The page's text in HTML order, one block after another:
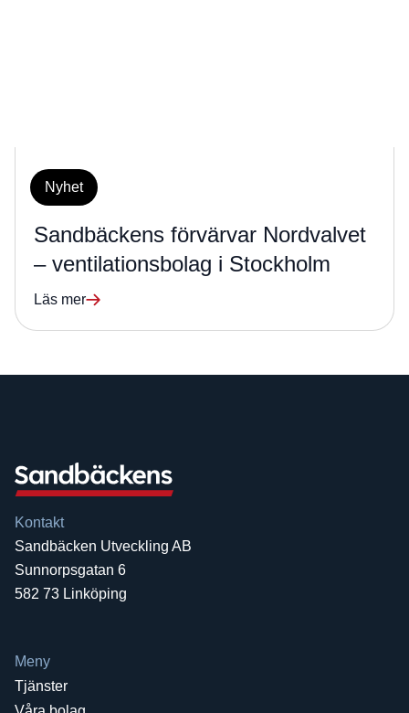
Nyhet
Sandbäckens förvärvar Nordvalvet
– ventilationsbolag i Stockholm
Läs mer
Kontakt
Sandbäcken Utveckling AB
Sunnorpsgatan 6
582 73 Linköping
Meny
Tjänster